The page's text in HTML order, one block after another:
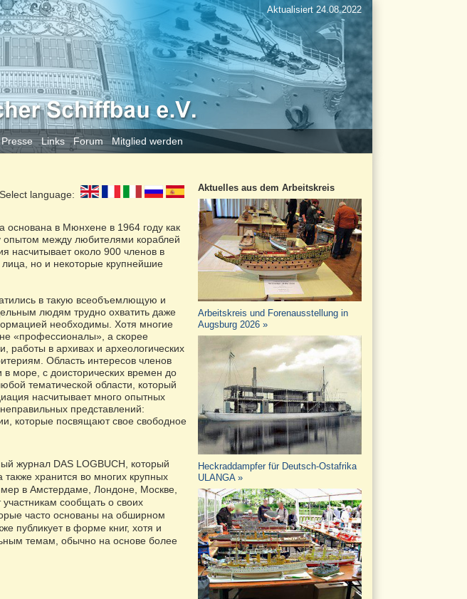
Presse Links Forum Mitglied werden
Aktualisiert 24.08.2022
Select language:
основана в Мюнхене в 1964 году как
опытом между любителями кораблей
насчитывает около 900 членов в
но и некоторые крупнейшие
в такую всеобъемлющую и
людям трудно охватить даже
необходимы. Хотя многие
«профессионалы», а скорее
работы в архивах и археологических
Область интересов членов
море, с доисторических времен до
тематической области, который
насчитывает много опытных
представлений:
которые посвящают свое свободное
журнал DAS LOGBUCH, который
хранится во многих крупных
в Амстердаме, Лондоне, Москве,
сообщать о своих
часто основаны на обширном
публикует в форме книг, хотя и
темам, обычно на основе более
Aktuelles aus dem Arbeitskreis
Arbeitskreis und Forenausstellung in
Augsburg 2026 »
Heckraddampfer für Deutsch-Ostafrika
ULANGA »